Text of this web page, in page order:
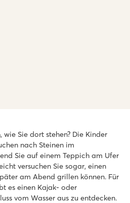
- Ruoms
mit coolen Rutschen
Stellplätzen
Läden und Restaurants
wie Sie dort stehen? Die Kinder
nach Steinen im
Sie auf einem Teppich am Ufer
versuchen Sie sogar, einen
am Abend grillen können. Für
es einen Kajak- oder
vom Wasser aus zu entdecken.